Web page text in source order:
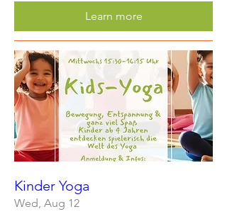
Learn more
Kinder Yoga
Wed, Aug 12